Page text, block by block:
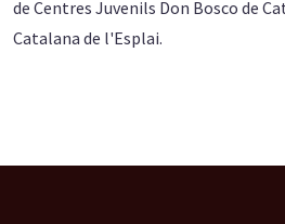
de Centres Juvenils Don Bosco de
Catalana de l'Esplai.